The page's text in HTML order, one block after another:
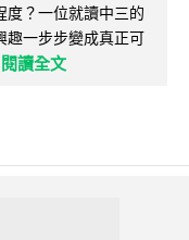
度？一位就讀中三的
趣一步步變成真正可
閱讀全文